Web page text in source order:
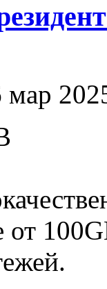
мар
от